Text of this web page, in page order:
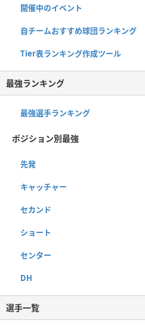
開催中のイベント
自チームおすすめ球団ランキング
Tier表ランキング作成ツール
最強ランキング
最強選手ランキング
ポジション別最強
先発
キャッチャー
セカンド
ショート
センター
DH
選手一覧